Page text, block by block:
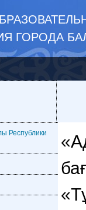
ГОРОДА
Республики